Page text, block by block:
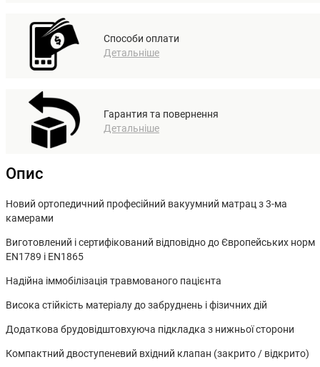
Способи оплати
Детальніше
Гарантия та повернення
Детальніше
Опис
Новий ортопедичний професійний вакуумний матрац з 3-ма
камерами
Виготовлений і сертифікований відповідно до Європейських норм
EN1789 і EN1865
Надійна іммобілізація травмованого пацієнта
Висока стійкість матеріалу до забруднень і фізичних дій
Додаткова брудовідштовхуюча підкладка з нижньої сторони
Компактний двоступеневий вхідний клапан (закрито / відкрито)